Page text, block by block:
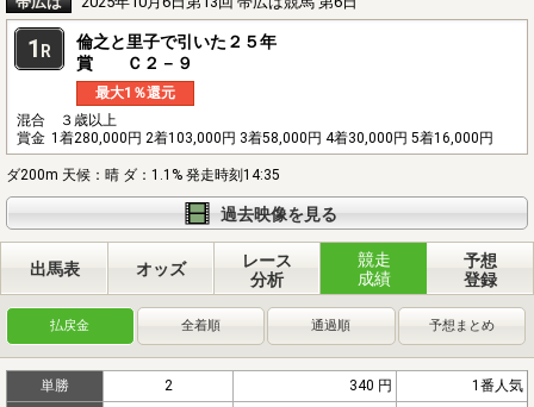
1 R
倫之と里子で引いた２５年
賞 Ｃ２－９
最大1％還元
混合 ３歳以上
賞金 1着280,000円 2着103,000円 3着58,000円 4着30,000円 5着16,000円
ダ200m 天候：晴 ダ：1.1% 発走時刻14:35
過去映像を見る
出馬表 オッズ
レース
分析
競走
成績
予想
登録
払戻金 全着順 通過順 予想まとめ
単勝 2 340 円 1番人気